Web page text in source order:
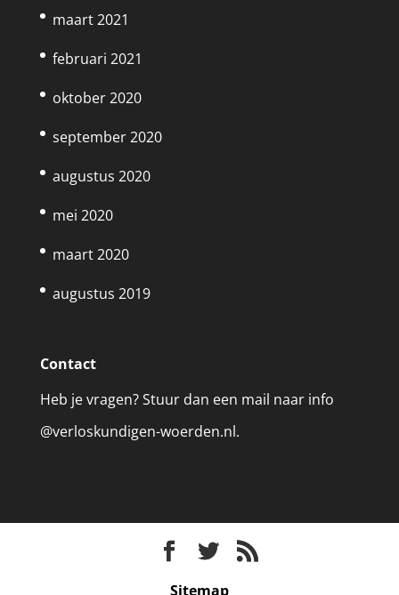
maart 2021
februari 2021
oktober 2020
september 2020
augustus 2020
mei 2020
maart 2020
augustus 2019
Contact
Heb je vragen? Stuur dan een mail naar info
@verloskundigen-woerden.nl.
Sitemap